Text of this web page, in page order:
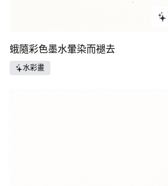
蛾隨彩色墨水暈染而褪去
水彩畫